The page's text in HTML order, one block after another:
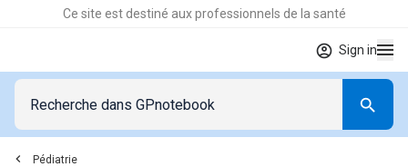
Ce site est destiné aux professionnels de la santé
Sign in
Pédiatrie